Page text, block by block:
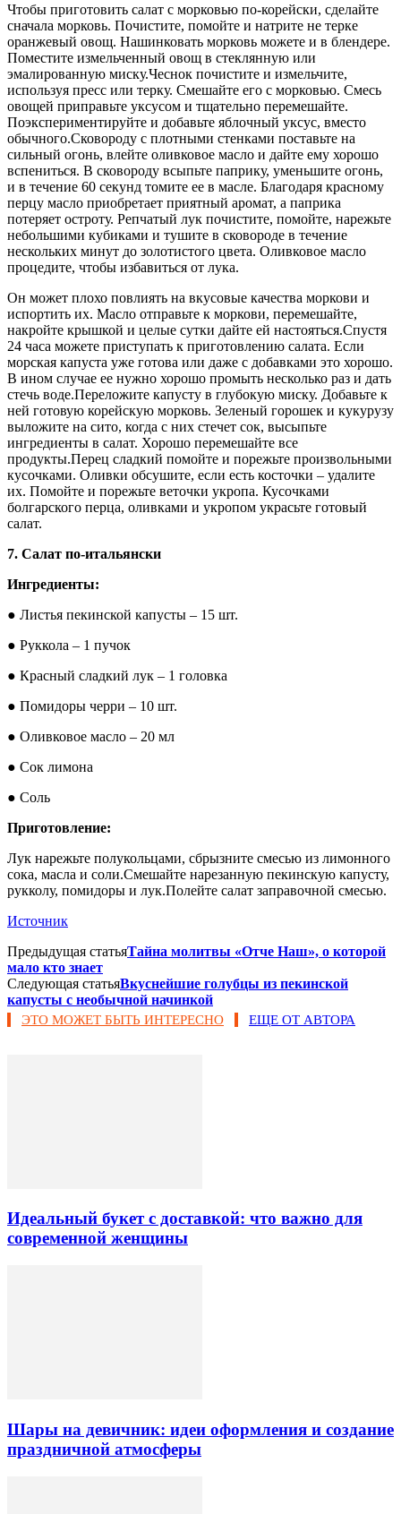
Чтобы приготовить салат с морковью по-корейски, сделайте
сначала морковь. Почистите, помойте и натрите не терке
оранжевый овощ. Нашинковать морковь можете и в блендере.
Поместите измельченный овощ в стеклянную или
эмалированную миску.Чеснок почистите и измельчите,
используя пресс или терку. Смешайте его с морковью. Смесь
овощей приправьте уксусом и тщательно перемешайте.
Поэкспериментируйте и добавьте яблочный уксус, вместо
обычного.Сковороду с плотными стенками поставьте на
сильный огонь, влейте оливковое масло и дайте ему хорошо
вспениться. В сковороду всыпьте паприку, уменьшите огонь,
и в течение 60 секунд томите ее в масле. Благодаря красному
перцу масло приобретает приятный аромат, а паприка
потеряет остроту. Репчатый лук почистите, помойте, нарежьте
небольшими кубиками и тушите в сковороде в течение
нескольких минут до золотистого цвета. Оливковое масло
процедите, чтобы избавиться от лука.
Он может плохо повлиять на вкусовые качества моркови и
испортить их. Масло отправьте к моркови, перемешайте,
накройте крышкой и целые сутки дайте ей настояться.Спустя
24 часа можете приступать к приготовлению салата. Если
морская капуста уже готова или даже с добавками это хорошо.
В ином случае ее нужно хорошо промыть несколько раз и дать
стечь воде.Переложите капусту в глубокую миску. Добавьте к
ней готовую корейскую морковь. Зеленый горошек и кукурузу
выложите на сито, когда с них стечет сок, высыпьте
ингредиенты в салат. Хорошо перемешайте все
продукты.Перец сладкий помойте и порежьте произвольными
кусочками. Оливки обсушите, если есть косточки – удалите
их. Помойте и порежьте веточки укропа. Кусочками
болгарского перца, оливками и укропом украсьте готовый
салат.
7. Салат по-итальянски
Ингредиенты:
● Листья пекинской капусты – 15 шт.
● Руккола – 1 пучок
● Красный сладкий лук – 1 головка
● Помидоры черри – 10 шт.
● Оливковое масло – 20 мл
● Сок лимона
● Соль
Приготовление:
Лук нарежьте полукольцами, сбрызните смесью из лимонного
сока, масла и соли.Смешайте нарезанную пекинскую капусту,
рукколу, помидоры и лук.Полейте салат заправочной смесью.
Источник
Предыдущая статьяТайна молитвы «Отче Наш», о которой
мало кто знает
Следующая статьяВкуснейшие голубцы из пекинской
капусты с необычной начинкой
ЭТО МОЖЕТ БЫТЬ ИНТЕРЕСНО ЕЩЕ ОТ АВТОРА
Идеальный букет с доставкой: что важно для
современной женщины
Шары на девичник: идеи оформления и создание
праздничной атмосферы